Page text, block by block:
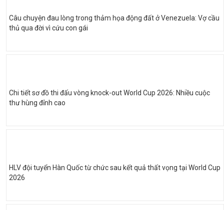
Câu chuyện đau lòng trong thảm họa động đất ở Venezuela: Vợ cầu
thủ qua đời vì cứu con gái
Chi tiết sơ đồ thi đấu vòng knock-out World Cup 2026: Nhiều cuộc
thư hùng đỉnh cao
HLV đội tuyển Hàn Quốc từ chức sau kết quả thất vọng tại World Cup
2026